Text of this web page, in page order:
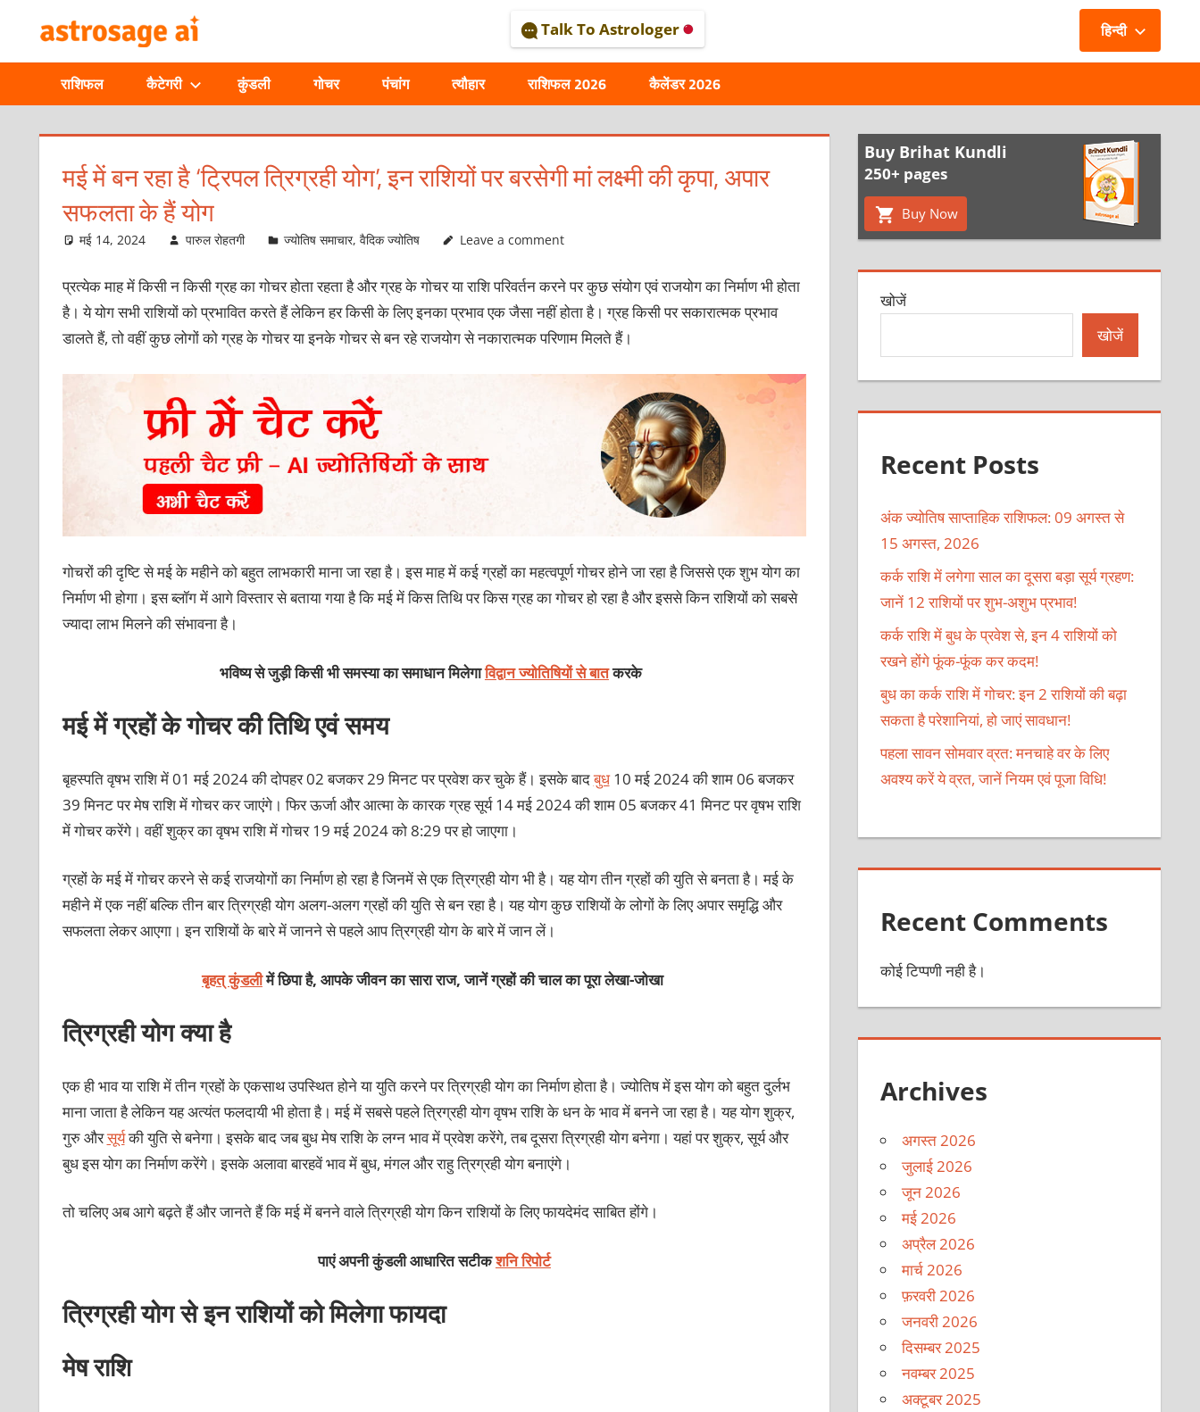
content
ASTROLOGICAL
JOURNAL
–
ASTROSAGE
MAGAZINE
Talk To Astrologer
राशिफल कैटेगरी कुंडली गोचर पंचांग त्यौहार
हिन्दी
राशिफल 2026 कैलेंडर 2026
मई में बन रहा है ‘ट्रिपल त्रिग्रही योग’, इन राशियों पर बरसेगी मां लक्ष्‍मी की कृपा, अपार
सफलता के हैं योग
मई 14, 2024 पारुल रोहतगी ज्योतिष समाचार,वैदिक ज्योतिष Leave a comment
प्रत्‍येक माह में किसी न किसी ग्रह का गोचर होता रहता है और ग्रह के गोचर या राशि परिवर्तन करने पर कुछ संयोग एवं राजयोग का निर्माण भी होता
है। ये योग सभी राशियों को प्रभावित करते हैं लेकिन हर किसी के लिए इनका प्रभाव एक जैसा नहीं होता है। ग्रह किसी पर सकारात्‍मक प्रभाव
डालते हैं, तो वहीं कुछ लोगों को ग्रह के गोचर या इनके गोचर से बन रहे राजयोग से नकारात्‍मक परिणाम मिलते हैं।
गोचरों की दृष्टि से मई के महीने को बहुत लाभकारी माना जा रहा है। इस माह में कई ग्रहों का महत्‍वपूर्ण गोचर होने जा रहा है जिससे एक शुभ योग का
निर्माण भी होगा। इस ब्‍लॉग में आगे विस्‍तार से बताया गया है कि मई में किस तिथि पर किस ग्रह का गोचर हो रहा है और इससे किन राशियों को सबसे
ज्‍यादा लाभ मिलने की संभावना है।
भविष्य से जुड़ी किसी भी समस्या का समाधान मिलेगाविद्वान ज्योतिषियों से बातकरके
मई में ग्रहों के गोचर की तिथि एवं समय
बृहस्पति वृषभ राशि में 01 मई 2024 की दोपहर 02 बजकर 29 मिनट पर प्रवेश कर चुके हैं। इसके बादबुध10 मई 2024 की शाम 06 बजकर
39 मिनट पर मेष राशि में गोचर कर जाएंगे। फिर ऊर्जा और आत्मा के कारक ग्रह सूर्य 14 मई 2024 की शाम 05 बजकर 41 मिनट पर वृषभ राशि
में गोचर करेंगे। वहीं शुक्र का वृषभ राशि में गोचर 19 मई 2024 को 8:29 पर हो जाएगा।
ग्रहों के मई में गोचर करने से कई राजयोगों का निर्माण हो रहा है जिनमें से एक त्रिग्रही योग भी है। यह योग तीन ग्रहों की युति से बनता है। मई के
महीने में एक नहीं बल्कि तीन बार त्रिग्रही योग अलग-अलग ग्रहों की युति से बन रहा है। यह योग कुछ राशियों के लोगों के लिए अपार समृद्धि और
सफलता लेकर आएगा। इन राशियों के बारे में जानने से पहले आप त्रिग्रही योग के बारे में जान लें।
बृहत् कुंडलीमें छिपा है, आपके जीवन का सारा राज, जानें ग्रहों की चाल का पूरा लेखा-जोखा
त्रिग्रही योग क्‍या है
एक ही भाव या राशि में तीन ग्रहों के एकसाथ उपस्थित होने या युति करने पर त्रिग्रही योग का निर्माण होता है। ज्‍योतिष में इस योग को बहुत दुर्लभ
माना जाता है लेकिन यह अत्‍यंत फलदायी भी होता है। मई में सबसे पहले त्रिग्रही योग वृषभ राशि के धन के भाव में बनने जा रहा है। यह योग शुक्र,
गुरु औरसूर्यकी युति से बनेगा। इसके बाद जब बुध मेष राशि के लग्‍न भाव में प्रवेश करेंगे, तब दूसरा त्रिग्रही योग बनेगा। यहां पर शुक्र, सूर्य और
बुध इस योग का निर्माण करेंगे। इसके अलावा बारहवें भाव में बुध, मंगल और राहु त्रिग्रही योग बनाएंगे।
तो चलिए अब आगे बढ़ते हैं और जानते हैं कि मई में बनने वाले त्रिग्रही योग किन राशियों के लिए फायदेमंद साबित होंगे।
पाएं अपनी कुंडली आधारित सटीकशनि रिपोर्ट
त्रिग्रही योग से इन राशियों को मिलेगा फायदा
मेष राशि
Buy Brihat Kundli
250+ pages
Buy Now
खोजें
खोजें
Recent Posts
अंक ज्योतिष साप्ताहिक राशिफल: 09 अगस्त से
15 अगस्त, 2026
कर्क राशि में लगेगा साल का दूसरा बड़ा सूर्य ग्रहण:
जानें 12 राशियों पर शुभ-अशुभ प्रभाव!
कर्क राशि में बुध के प्रवेश से, इन 4 राशियों को
रखने होंगे फूंक-फूंक कर कदम!
बुध का कर्क राशि में गोचर: इन 2 राशियों की बढ़ा
सकता है परेशानियां, हो जाएं सावधान!
पहला सावन सोमवार व्रत: मनचाहे वर के लिए
अवश्य करें ये व्रत, जानें नियम एवं पूजा विधि!
Recent Comments
कोई टिप्पणी नही है।
Archives
अगस्त 2026
जुलाई 2026
जून 2026
मई 2026
अप्रैल 2026
मार्च 2026
फ़रवरी 2026
जनवरी 2026
दिसम्बर 2025
नवम्बर 2025
अक्टूबर 2025